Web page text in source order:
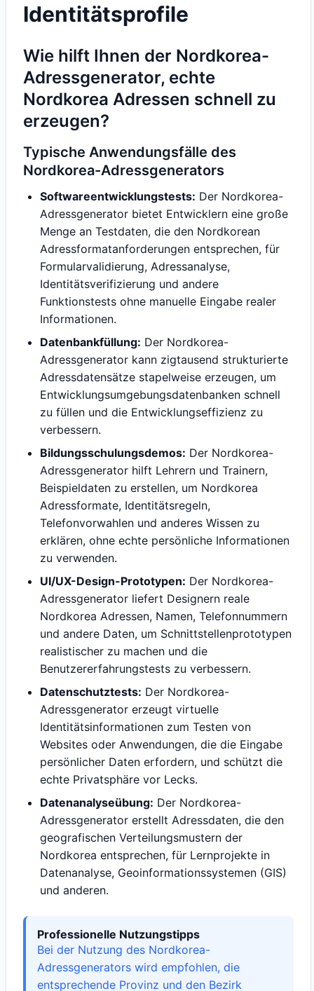
Identitätsprofile
Wie hilft Ihnen der Nordkorea-
Adressgenerator, echte
Nordkorea Adressen schnell zu
erzeugen?
Typische Anwendungsfälle des
Nordkorea-Adressgenerators
Softwareentwicklungstests: Der Nordkorea-
Adressgenerator bietet Entwicklern eine große
Menge an Testdaten, die den Nordkorean
Adressformatanforderungen entsprechen, für
Formularvalidierung, Adressanalyse,
Identitätsverifizierung und andere
Funktionstests ohne manuelle Eingabe realer
Informationen.
Datenbankfüllung: Der Nordkorea-
Adressgenerator kann zigtausend strukturierte
Adressdatensätze stapelweise erzeugen, um
Entwicklungsumgebungsdatenbanken schnell
zu füllen und die Entwicklungseffizienz zu
verbessern.
Bildungsschulungsdemos: Der Nordkorea-
Adressgenerator hilft Lehrern und Trainern,
Beispieldaten zu erstellen, um Nordkorea
Adressformate, Identitätsregeln,
Telefonvorwahlen und anderes Wissen zu
erklären, ohne echte persönliche Informationen
zu verwenden.
UI/UX-Design-Prototypen: Der Nordkorea-
Adressgenerator liefert Designern reale
Nordkorea Adressen, Namen, Telefonnummern
und andere Daten, um Schnittstellenprototypen
realistischer zu machen und die
Benutzererfahrungstests zu verbessern.
Datenschutztests: Der Nordkorea-
Adressgenerator erzeugt virtuelle
Identitätsinformationen zum Testen von
Websites oder Anwendungen, die die Eingabe
persönlicher Daten erfordern, und schützt die
echte Privatsphäre vor Lecks.
Datenanalyseübung: Der Nordkorea-
Adressgenerator erstellt Adressdaten, die den
geografischen Verteilungsmustern der
Nordkorea entsprechen, für Lernprojekte in
Datenanalyse, Geoinformationssystemen (GIS)
und anderen.
Professionelle Nutzungstipps
Bei der Nutzung des Nordkorea-
Adressgenerators wird empfohlen, die
entsprechende Provinz und den Bezirk